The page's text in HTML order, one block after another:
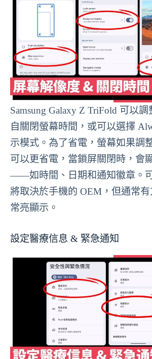
Samsung Galaxy Z TriFold 可以調
自關閉螢幕時間，或可以選擇
示模式。為了省電，螢幕如果調
可以更省電，當鎖屏關閉時，會
——如時間、日期和通知徽章。
將取決於手機的 OEM，但通常
常亮顯示。
設定醫療信息 & 緊急通知